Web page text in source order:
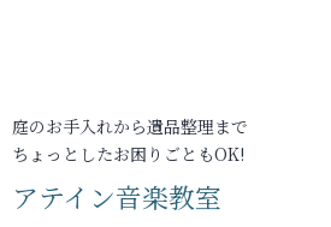
庭のお手入れから遺品整理まで
ちょっとしたお困りごともOK!
アテイン音楽教室